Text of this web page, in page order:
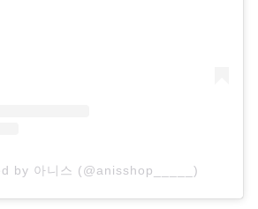
by 아니스 (@anisshop_____)